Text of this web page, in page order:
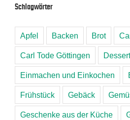
Schlagwörter
Apfel Backen Brot
Carl Tode Göttingen Dessert
Einmachen und Einkochen
Frühstück Gebäck
Geschenke aus der Küche